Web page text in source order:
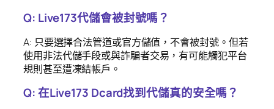
Q: Live173代儲會被封號嗎？
A: 只要選擇合法管道或官方儲值，不會被封號。但若
使用非法代儲手段或與詐騙者交易，有可能觸犯平台
規則甚至遭凍結帳戶。
Q: 在Live173 Dcard找到代儲真的安全嗎？